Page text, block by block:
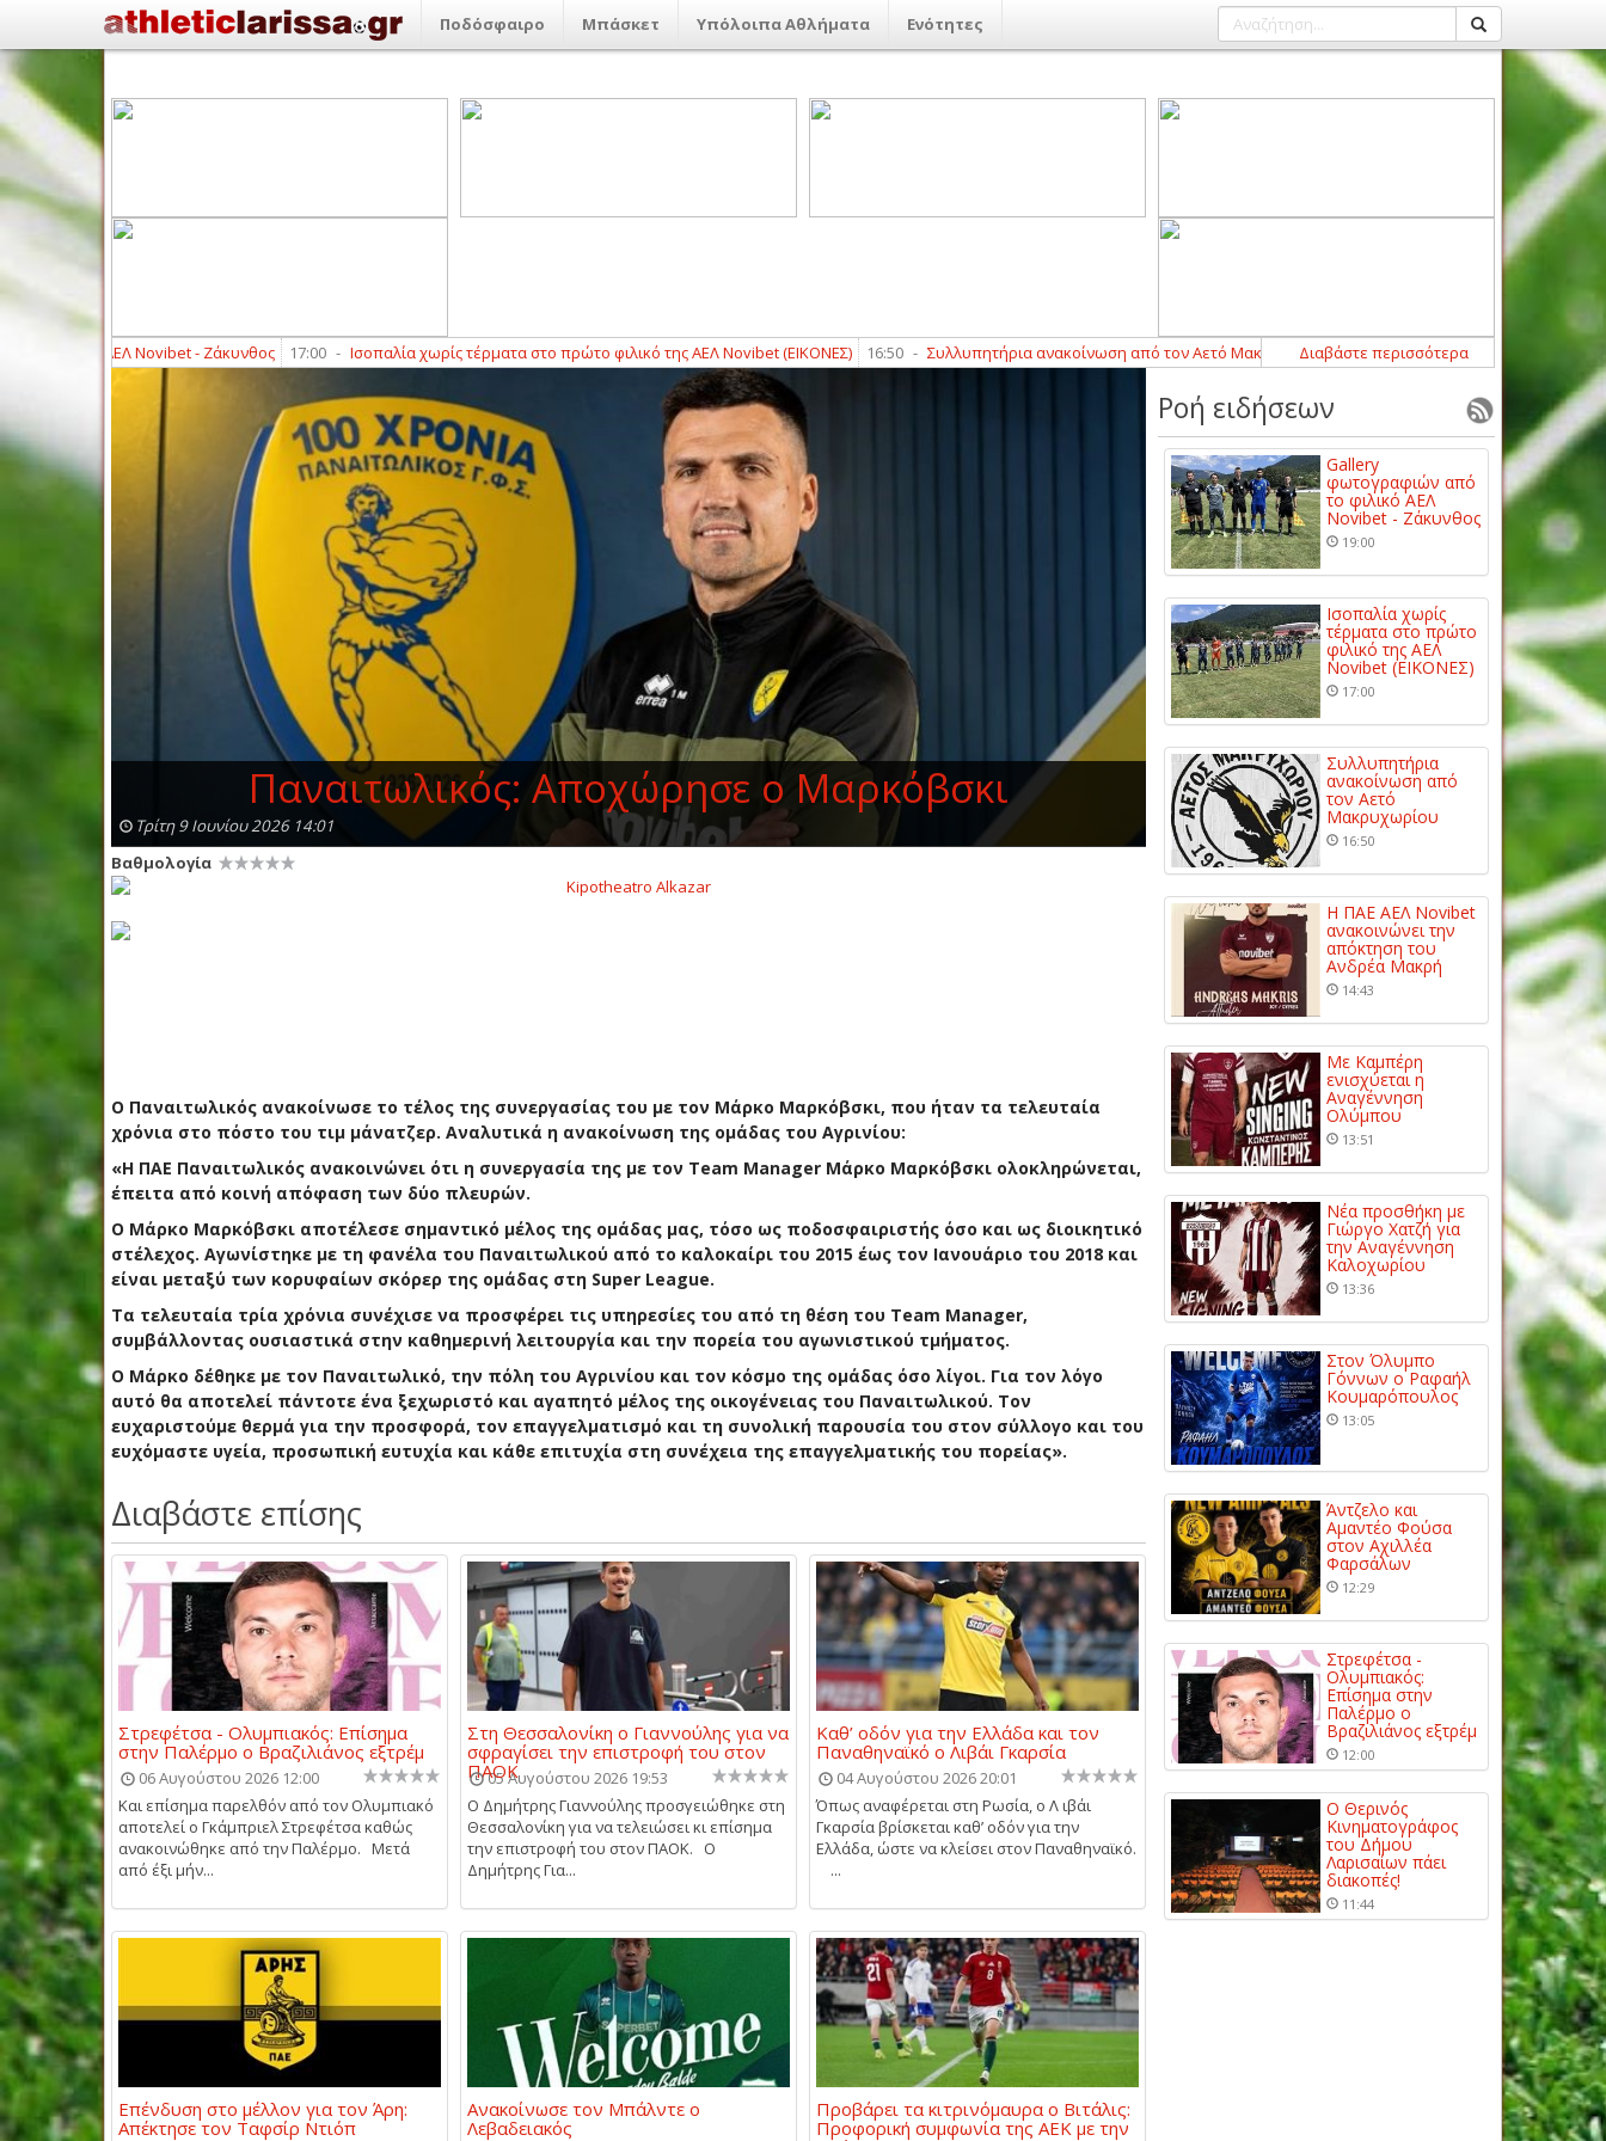
Ποδόσφαιρο Μπάσκετ Υπόλοιπα Αθλήματα Ενότητες
ΑΕΛ Novibet - Ζάκυνθος 17:00 Ισοπαλία χωρίς τέρματα στο πρώτο φιλικό της ΑΕΛ Novibet (ΕΙΚΟΝΕΣ) 16:50 Συλλυπητήρια ανακοίνωση από τον Αετό Μακρυχωρίου 14:43 - Η ΠΑΕ ΑΕΛ Novibet ανακοινώνει
Διαβάστε περισσότερα
Παναιτωλικός: Αποχώρησε ο Μαρκόβσκι
Τρίτη 9 Ιουνίου 2026 14:01
Βαθμολογία
Ο Παναιτωλικός ανακοίνωσε το τέλος της συνεργασίας του με τον Μάρκο Μαρκόβσκι, που ήταν τα τελευταία
χρόνια στο πόστο του τιμ μάνατζερ. Αναλυτικά η ανακοίνωση της ομάδας του Αγρινίου:
«Η ΠΑΕ Παναιτωλικός ανακοινώνει ότι η συνεργασία της με τον Team Manager Μάρκο Μαρκόβσκι ολοκληρώνεται,
έπειτα από κοινή απόφαση των δύο πλευρών.
Ο Μάρκο Μαρκόβσκι αποτέλεσε σημαντικό μέλος της ομάδας μας, τόσο ως ποδοσφαιριστής όσο και ως διοικητικό
στέλεχος. Αγωνίστηκε με τη φανέλα του Παναιτωλικού από το καλοκαίρι του 2015 έως τον Ιανουάριο του 2018 και
είναι μεταξύ των κορυφαίων σκόρερ της ομάδας στη Super League.
Τα τελευταία τρία χρόνια συνέχισε να προσφέρει τις υπηρεσίες του από τη θέση του Team Manager,
συμβάλλοντας ουσιαστικά στην καθημερινή λειτουργία και την πορεία του αγωνιστικού τμήματος.
Ο Μάρκο δέθηκε με τον Παναιτωλικό, την πόλη του Αγρινίου και τον κόσμο της ομάδας όσο λίγοι. Για τον λόγο
αυτό θα αποτελεί πάντοτε ένα ξεχωριστό και αγαπητό μέλος της οικογένειας του Παναιτωλικού. Τον
ευχαριστούμε θερμά για την προσφορά, τον επαγγελματισμό και τη συνολική παρουσία του στον σύλλογο και του
ευχόμαστε υγεία, προσωπική ευτυχία και κάθε επιτυχία στη συνέχεια της επαγγελματικής του πορείας».
Διαβάστε επίσης
Στρεφέτσα - Ολυμπιακός: Επίσημα
στην Παλέρμο ο Βραζιλιάνος εξτρέμ
06 Αυγούστου 2026 12:00
Και επίσημα παρελθόν από τον Ολυμπιακό
αποτελεί ο Γκάμπριελ Στρεφέτσα καθώς
ανακοινώθηκε από την Παλέρμο. Μετά
από έξι μήν...
Στη Θεσσαλονίκη ο Γιαννούλης για να
σφραγίσει την επιστροφή του στον
ΠΑΟΚ
05 Αυγούστου 2026 19:53
Ο Δημήτρης Γιαννούλης προσγειώθηκε στη
Θεσσαλονίκη για να τελειώσει κι επίσημα
την επιστροφή του στον ΠΑΟΚ. Ο
Δημήτρης Για...
Καθ’ οδόν για την Ελλάδα και τον
Παναθηναϊκό ο Λιβάι Γκαρσία
04 Αυγούστου 2026 20:01
Όπως αναφέρεται στη Ρωσία, ο Λ ιβάι
Γκαρσία βρίσκεται καθ’ οδόν για την
Ελλάδα, ώστε να κλείσει στον Παναθηναϊκό.
...
Επένδυση στο μέλλον για τον Άρη:
Απέκτησε τον Ταφσίρ Ντιόπ
Ανακοίνωσε τον Μπάλντε ο
Λεβαδειακός
Προβάρει τα κιτρινόμαυρα ο Βιτάλις:
Προφορική συμφωνία της ΑΕΚ με την
Ροή ειδήσεων
Gallery
φωτογραφιών από
το φιλικό ΑΕΛ
Novibet - Ζάκυνθος
19:00
Ισοπαλία χωρίς
τέρματα στο πρώτο
φιλικό της ΑΕΛ
Novibet (ΕΙΚΟΝΕΣ)
17:00
Συλλυπητήρια
ανακοίνωση από
τον Αετό
Μακρυχωρίου
16:50
Η ΠΑΕ ΑΕΛ Novibet
ανακοινώνει την
απόκτηση του
Ανδρέα Μακρή
14:43
Με Καμπέρη
ενισχύεται η
Αναγέννηση
Ολύμπου
13:51
Νέα προσθήκη με
Γιώργο Χατζή για
την Αναγέννηση
Καλοχωρίου
13:36
Στον Όλυμπο
Γόννων ο Ραφαήλ
Κουμαρόπουλος
13:05
Άντζελο και
Αμαντέο Φούσα
στον Αχιλλέα
Φαρσάλων
12:29
Στρεφέτσα -
Ολυμπιακός:
Επίσημα στην
Παλέρμο ο
Βραζιλιάνος εξτρέμ
12:00
Ο Θερινός
Κινηματογράφος
του Δήμου
Λαρισαίων πάει
διακοπές!
11:44